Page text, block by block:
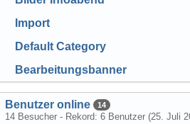
Import
Default Category
Bearbeitungsbanner
Benutzer online 14
14 Besucher - Rekord: 6 Benutzer (25. Juli